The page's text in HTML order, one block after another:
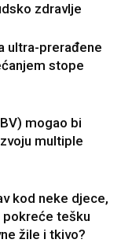
zdravlje
ultra-prerađene
stope
mogao bi
multiple
kod neke djece,
pokreće tešku
žile i tkivo?